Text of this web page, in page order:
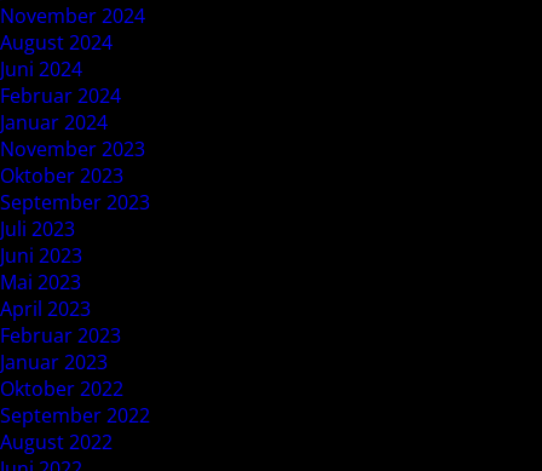
November 2024
August 2024
Juni 2024
Februar 2024
Januar 2024
November 2023
Oktober 2023
September 2023
Juli 2023
Juni 2023
Mai 2023
April 2023
Februar 2023
Januar 2023
Oktober 2022
September 2022
August 2022